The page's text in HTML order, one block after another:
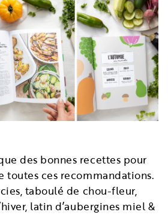
des bonnes recettes pour
toutes ces recommandations.
taboulé de chou-fleur,
latin d’aubergines miel &